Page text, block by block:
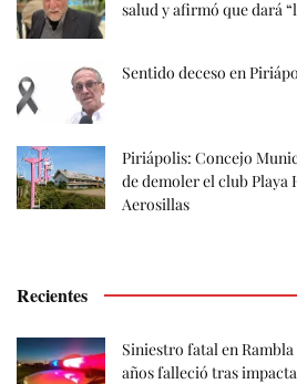
salud y afirmó que dará
Sentido deceso en
Piriápolis: Concejo
de demoler el club Playa
Aerosillas
Recientes
Siniestro fatal en
años falleció tras